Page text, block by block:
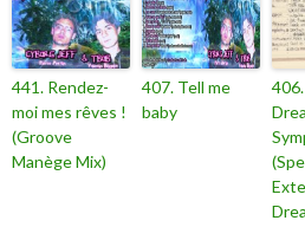
441. Rendez-
moi mes rêves !
(Groove
Manège Mix)
407. Tell me
baby